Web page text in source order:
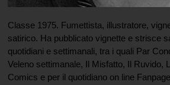
Classe 1975. Fumettista, illustratore,
satirico. Ha pubblicato vignette e strisce
quotidiani e settimanali, tra i quali Par
Veleno settimanale, Il Misfatto, Il Ruvido,
Comics e per il quotidiano on line